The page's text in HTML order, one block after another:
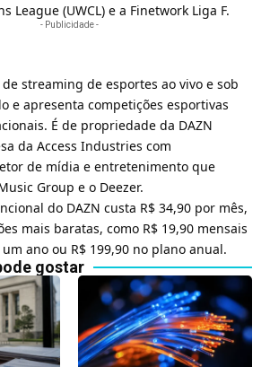
League (UWCL) e a Finetwork Liga F.
- Publicidade -
streaming de esportes ao vivo e sob
e apresenta competições esportivas
. É de propriedade da DAZN
da Access Industries com
de mídia e entretenimento que
Group e o Deezer.
do DAZN custa R$ 34,90 por mês,
mais baratas, como R$ 19,90 mensais
ano ou R$ 199,90 no plano anual.
gostar